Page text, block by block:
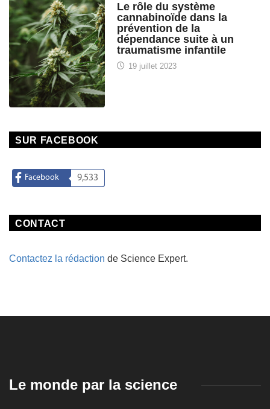
Le rôle du système
cannabinoïde dans la
prévention de la
dépendance suite à un
traumatisme infantile
19 juillet 2023
SUR FACEBOOK
Facebook 9,533
CONTACT
Contactez la rédaction de Science Expert.
Le monde par la science